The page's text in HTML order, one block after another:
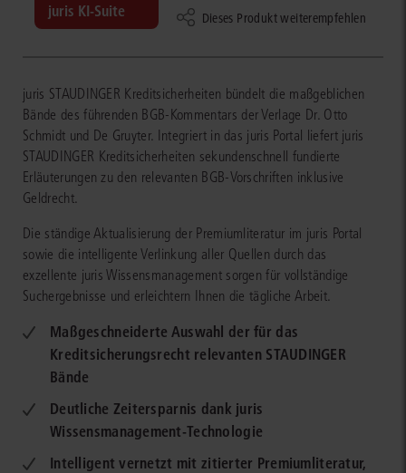
juris KI-Suite
juris STAUDINGER Kreditsicherheiten bündelt die maßgeblichen
Bände des führenden BGB-Kommentars der Verlage Dr. Otto
Schmidt und De Gruyter. Integriert in das juris Portal liefert juris
STAUDINGER Kreditsicherheiten sekundenschnell fundierte
Erläuterungen zu den relevanten BGB-Vorschriften inklusive
Geldrecht.
Die ständige Aktualisierung der Premiumliteratur im juris Portal
sowie die intelligente Verlinkung aller Quellen durch das
exzellente juris Wissensmanagement sorgen für vollständige
Suchergebnisse und erleichtern Ihnen die tägliche Arbeit.
Maßgeschneiderte Auswahl der für das
Kreditsicherungsrecht relevanten STAUDINGER
Bände
Deutliche Zeitersparnis dank juris
Wissensmanagement-Technologie
Intelligent vernetzt mit zitierter Premiumliteratur,
Dieses Produkt weiterempfehlen